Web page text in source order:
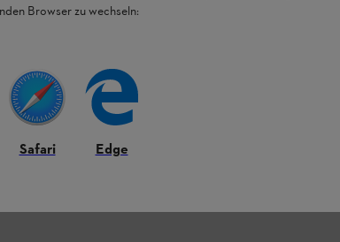
Browser zu wechseln:
Safari Edge